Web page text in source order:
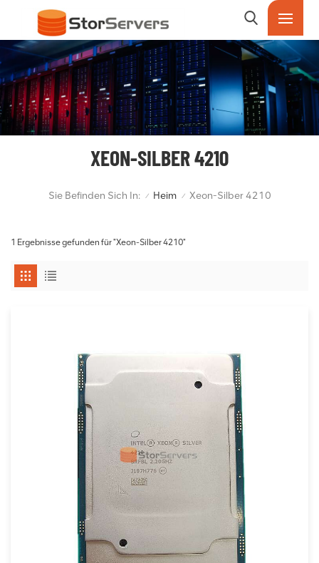
XEON-SILBER 4210
Sie Befinden Sich In: / Heim / Xeon-Silber 4210
1 Ergebnisse gefunden für "Xeon-Silber 4210"